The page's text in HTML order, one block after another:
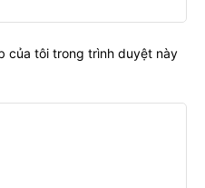
của tôi trong trình duyệt này